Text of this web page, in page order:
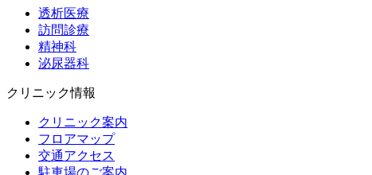
透析医療
訪問診療
精神科
泌尿器科
クリニック情報
クリニック案内
フロアマップ
交通アクセス